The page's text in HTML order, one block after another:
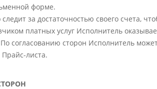
форме.
за достаточностью своего счета,
платных услуг Исполнитель
согласованию сторон Исполнитель
Прайс-листа.